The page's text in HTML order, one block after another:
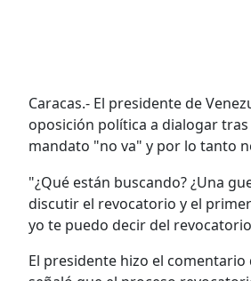
Caracas.- El presidente de
oposición política a dialogar
mandato "no va" y por lo tanto
"¿Qué están buscando? ¿Una
discutir el revocatorio y el
yo te puedo decir del
El presidente hizo el